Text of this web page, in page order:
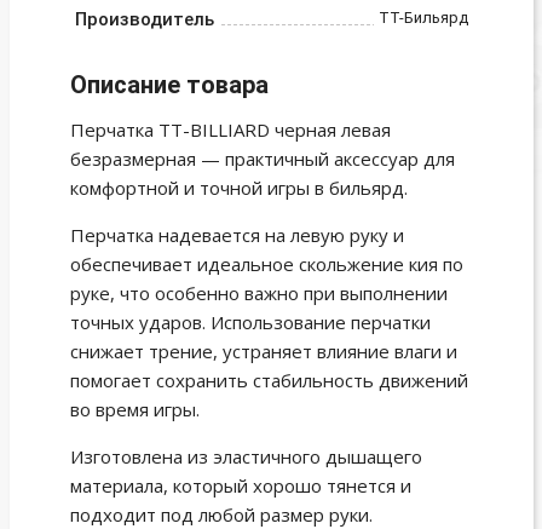
Производитель ТТ-Бильярд
Описание товара
Перчатка TT-BILLIARD черная левая
безразмерная — практичный аксессуар для
комфортной и точной игры в бильярд.
Перчатка надевается на левую руку и
обеспечивает идеальное скольжение кия по
руке, что особенно важно при выполнении
точных ударов. Использование перчатки
снижает трение, устраняет влияние влаги и
помогает сохранить стабильность движений
во время игры.
Изготовлена из эластичного дышащего
материала, который хорошо тянется и
подходит под любой размер руки.